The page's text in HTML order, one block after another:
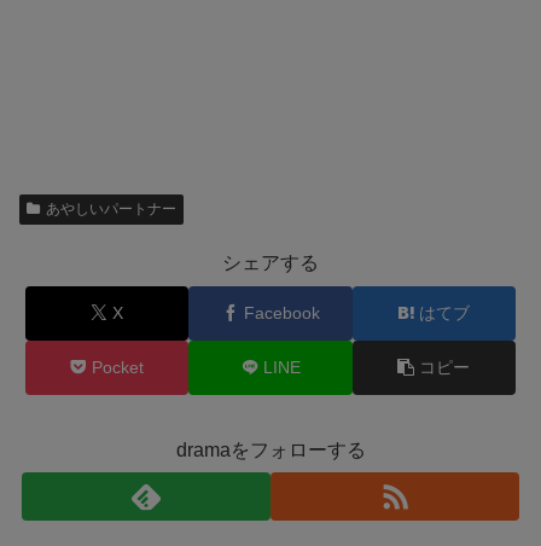
あやしいパートナー
シェアする
X Facebook はてブ
Pocket LINE コピー
dramaをフォローする